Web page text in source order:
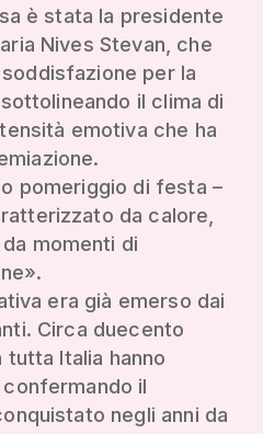
è stata la presidente
Nives Stevan, che
per la
il clima di
emotiva che ha
pomeriggio di festa –
da calore,
momenti di
era già emerso dai
Circa duecento
Italia hanno
il
negli anni da